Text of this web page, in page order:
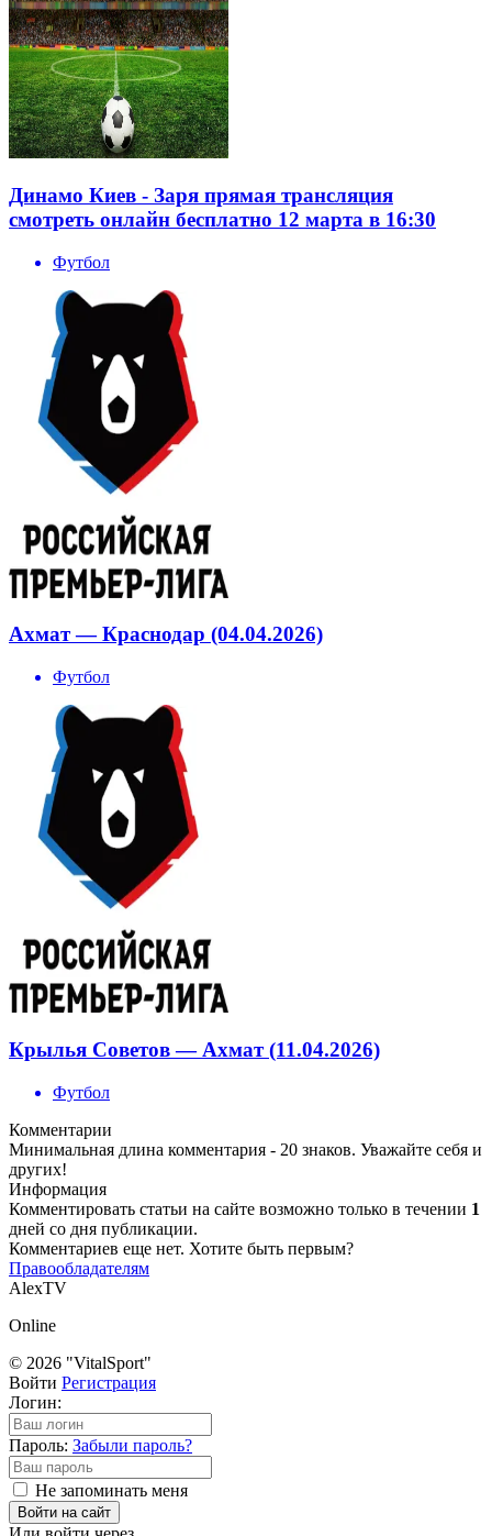
Динамо Киев - Заря прямая трансляция
смотреть онлайн бесплатно 12 марта в 16:30
Футбол
Ахмат — Краснодар (04.04.2026)
Футбол
Крылья Советов — Ахмат (11.04.2026)
Футбол
Комментарии
Минимальная длина комментария - 20 знаков. Уважайте себя и
других!
Информация
Комментировать статьи на сайте возможно только в течении 1
дней со дня публикации.
Комментариев еще нет. Хотите быть первым?
Правообладателям
AlexTV
Online
© 2026 "VitalSport"
Войти Регистрация
Логин:
Пароль: Забыли пароль?
Не запоминать меня
Войти на сайт